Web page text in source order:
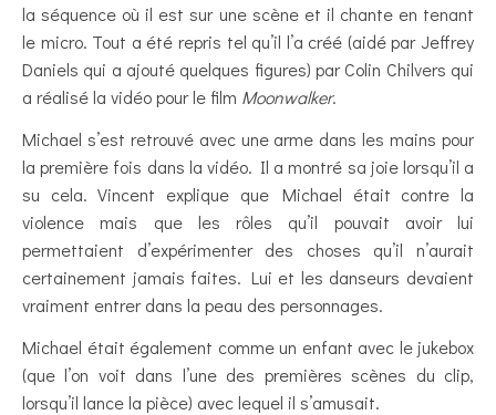
la séquence où il est sur une scène et il chante en tenant
le micro. Tout a été repris tel qu’il l’a créé (aidé par Jeffrey
Daniels qui a ajouté quelques figures) par Colin Chilvers qui
a réalisé la vidéo pour le film Moonwalker.
Michael s’est retrouvé avec une arme dans les mains pour
la première fois dans la vidéo. Il a montré sa joie lorsqu’il a
su cela. Vincent explique que Michael était contre la
violence mais que les rôles qu’il pouvait avoir lui
permettaient d’expérimenter des choses qu’il n’aurait
certainement jamais faites. Lui et les danseurs devaient
vraiment entrer dans la peau des personnages.
Michael était également comme un enfant avec le jukebox
(que l’on voit dans l’une des premières scènes du clip,
lorsqu’il lance la pièce) avec lequel il s’amusait.